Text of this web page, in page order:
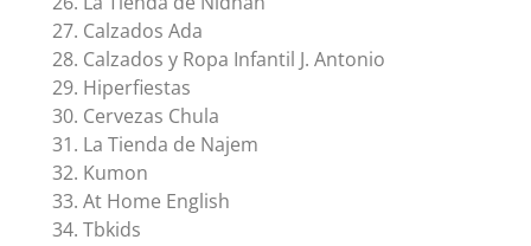
Calzados Ada
Calzados y Ropa Infantil J. Antonio
Hiperfiestas
Cervezas Chula
La Tienda de Najem
Kumon
At Home English
Tbkids